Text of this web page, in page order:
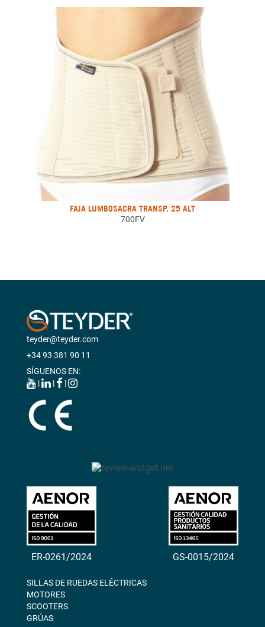
FAJA LUMBOSACRA TRANSP. 25 ALT
700FV
teyder@teyder.com
+34 93 381 90 11
SÍGUENOS EN:
|
| |
ER-0261/2024 GS-0015/2024
SILLAS DE RUEDAS ELÉCTRICAS
MOTORES
SCOOTERS
GRÚAS